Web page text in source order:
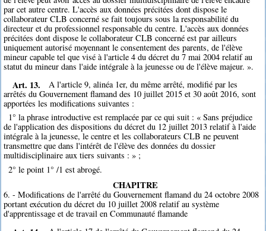
par cet autre centre. L'accès aux données précitées dont dispose le
collaborateur CLB concerné se fait toujours sous la responsabilité du
directeur et du professionnel responsable du centre. L'accès aux données
précitées dont dispose le collaborateur CLB concerné est par ailleurs
uniquement autorisé moyennant le consentement des parents, de l'élève
mineur capable tel que visé à l'article 4 du décret du 7 mai 2004 relatif au
statut du mineur dans l'aide intégrale à la jeunesse ou de l'élève majeur. ».
Art. 13.
A l'article 9, alinéa 1er, du même arrêté, modifié par les
arrêtés du Gouvernement flamand des 10 juillet 2015 et 30 août 2016, sont
apportées les modifications suivantes :
1° la phrase introductive est remplacée par ce qui suit : « Sans préjudice
de l'application des dispositions du décret du 12 juillet 2013 relatif à l'aide
intégrale à la jeunesse, le centre et les collaborateurs CLB ne peuvent
transmettre que dans l'intérêt de l'élève des données du dossier
multidisciplinaire aux tiers suivants : » ;
2° le point 1° /1 est abrogé.
CHAPITRE
6. - Modifications de l'arrêté du Gouvernement flamand du 24 octobre 2008
portant exécution du décret du 10 juillet 2008 relatif au système
d'apprentissage et de travail en Communauté flamande